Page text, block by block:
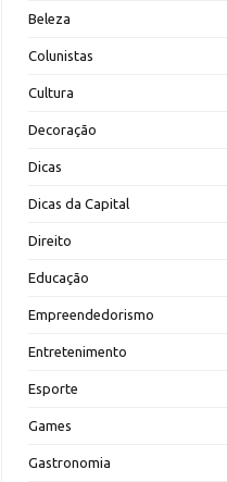
Beleza
Colunistas
Cultura
Decoração
Dicas
Dicas da Capital
Direito
Educação
Empreendedorismo
Entretenimento
Esporte
Games
Gastronomia